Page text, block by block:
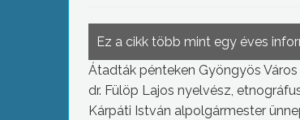
Ez a cikk több mint egy éves
Átadták pénteken Gyöngyös
dr. Fülöp Lajos nyelvész,
Kárpáti István alpolgármester